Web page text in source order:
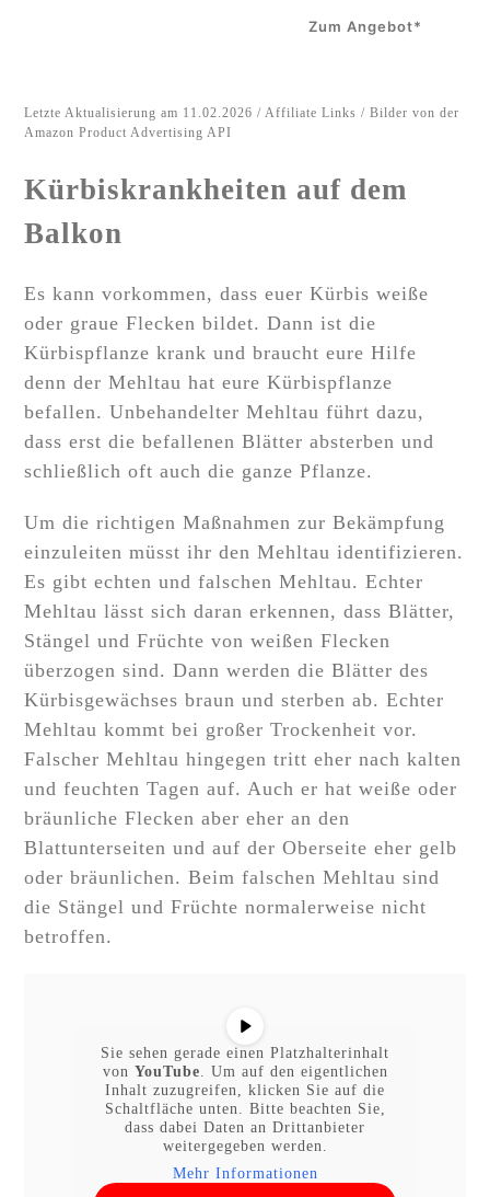
Zum Angebot*
Letzte Aktualisierung am 11.02.2026 / Affiliate Links / Bilder von der
Amazon Product Advertising API
Kürbiskrankheiten auf dem
Balkon
Es kann vorkommen, dass euer Kürbis weiße
oder graue Flecken bildet. Dann ist die
Kürbispflanze krank und braucht eure Hilfe
denn der Mehltau hat eure Kürbispflanze
befallen. Unbehandelter Mehltau führt dazu,
dass erst die befallenen Blätter absterben und
schließlich oft auch die ganze Pflanze.
Um die richtigen Maßnahmen zur Bekämpfung
einzuleiten müsst ihr den Mehltau identifizieren.
Es gibt echten und falschen Mehltau. Echter
Mehltau lässt sich daran erkennen, dass Blätter,
Stängel und Früchte von weißen Flecken
überzogen sind. Dann werden die Blätter des
Kürbisgewächses braun und sterben ab. Echter
Mehltau kommt bei großer Trockenheit vor.
Falscher Mehltau hingegen tritt eher nach kalten
und feuchten Tagen auf. Auch er hat weiße oder
bräunliche Flecken aber eher an den
Blattunterseiten und auf der Oberseite eher gelb
oder bräunlichen. Beim falschen Mehltau sind
die Stängel und Früchte normalerweise nicht
betroffen.
Sie sehen gerade einen Platzhalterinhalt
von YouTube. Um auf den eigentlichen
Inhalt zuzugreifen, klicken Sie auf die
Schaltfläche unten. Bitte beachten Sie,
dass dabei Daten an Drittanbieter
weitergegeben werden.
Mehr Informationen